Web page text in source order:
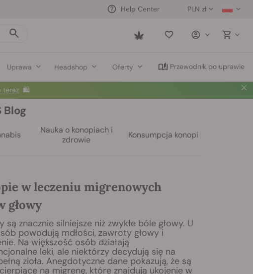
PLN zł
Help Center
Saved
Uprawa Headshop Oferty Przewodnik po uprawie
teraz 🛍️
Blog
Nauka o konopiach i
zdrowie
Konsumpcja konopi
w leczeniu migrenowych
głowy
są znacznie silniejsze niż zwykłe bóle głowy. U
powodują mdłości, zawroty głowy i
Na większość osób działają
leki, ale niektórzy decydują się na
zioła. Anegdotyczne dane pokazują, że są
na migrenę, które znajdują ukojenie w